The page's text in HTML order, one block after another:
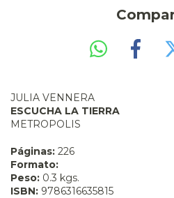
JULIA VENNERA
ESCUCHA LA TIERRA
METROPOLIS
Páginas: 226
Formato:
Peso: 0.3 kgs.
ISBN: 9786316635815